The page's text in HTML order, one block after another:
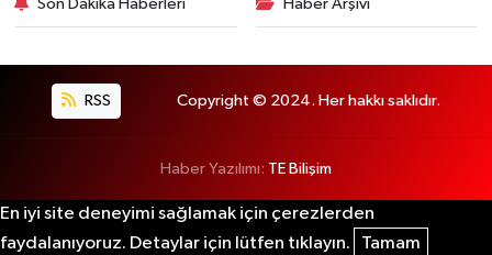
Son Dakika Haberleri Haber Arşivi
RSS Copyright © 2024. Her hakkı saklıdır.
Haber Yazılımı: TE Bilişim
En iyi site deneyimi sağlamak için çerezlerden
faydalanıyoruz. Detaylar için lütfen tıklayın.
Tamam